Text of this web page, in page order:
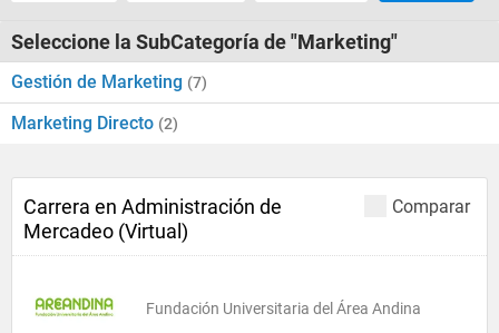
Seleccione la SubCategoría de "Marketing"
Gestión de Marketing (7)
Marketing Directo (2)
Comparar
Carrera en Administración de
Mercadeo (Virtual)
Fundación Universitaria del Área Andina